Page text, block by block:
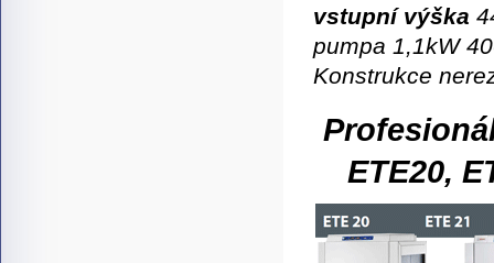
vstupní výška
pumpa 1,1kW
Konstrukce
ETE20,